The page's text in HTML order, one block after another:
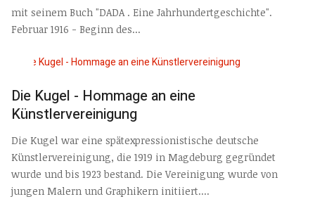
mit seinem Buch "DADA . Eine Jahrhundertgeschichte".
Februar 1916 - Beginn des...
Die Kugel - Hommage an eine
Künstlervereinigung
Die Kugel war eine spätexpressionistische deutsche
Künstlervereinigung, die 1919 in Magdeburg gegründet
wurde und bis 1923 bestand. Die Vereinigung wurde von
jungen Malern und Graphikern initiiert....